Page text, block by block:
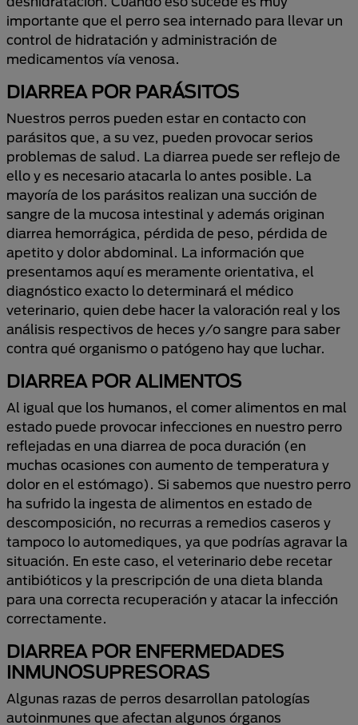
importante que el perro sea internado para llevar un
control de hidratación y administración de
medicamentos vía venosa.
DIARREA POR PARÁSITOS
Nuestros perros pueden estar en contacto con
parásitos que, a su vez, pueden provocar serios
problemas de salud. La diarrea puede ser reflejo de
ello y es necesario atacarla lo antes posible. La
mayoría de los parásitos realizan una succión de
sangre de la mucosa intestinal y además originan
diarrea hemorrágica, pérdida de peso, pérdida de
apetito y dolor abdominal. La información que
presentamos aquí es meramente orientativa, el
diagnóstico exacto lo determinará el médico
veterinario, quien debe hacer la valoración real y los
análisis respectivos de heces y/o sangre para saber
contra qué organismo o patógeno hay que luchar.
DIARREA POR ALIMENTOS
Al igual que los humanos, el comer alimentos en mal
estado puede provocar infecciones en nuestro perro
reflejadas en una diarrea de poca duración (en
muchas ocasiones con aumento de temperatura y
dolor en el estómago). Si sabemos que nuestro perro
ha sufrido la ingesta de alimentos en estado de
descomposición, no recurras a remedios caseros y
tampoco lo automediques, ya que podrías agravar la
situación. En este caso, el veterinario debe recetar
antibióticos y la prescripción de una dieta blanda
para una correcta recuperación y atacar la infección
correctamente.
DIARREA POR ENFERMEDADES
INMUNOSUPRESORAS
Algunas razas de perros desarrollan patologías
autoinmunes que afectan algunos órganos